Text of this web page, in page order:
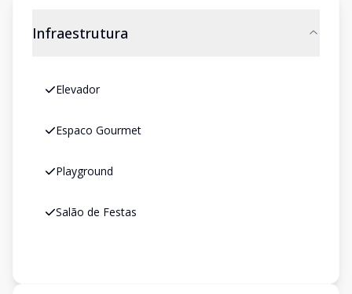
Infraestrutura
Elevador
Espaco Gourmet
Playground
Salão de Festas